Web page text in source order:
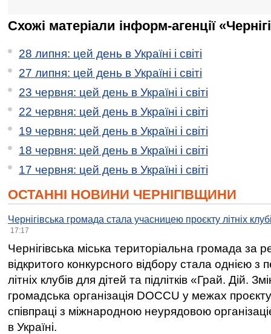
Схожі матеріали інформ-агенції
28 липня: цей день в Україні і світі
27 липня: цей день в Україні і світі
23 червня: цей день в Україні і світі
22 червня: цей день в Україні і світі
19 червня: цей день в Україні і світі
18 червня: цей день в Україні і світі
17 червня: цей день в Україні і світі
ОСТАННІ НОВИНИ ЧЕРНІГІВЩИНИ
Чернігівська громада стала учасницею проєкту літніх
17:17
Чернігівська міська територіальна громада за
відкритого конкурсного відбору стала однією
літніх клубів для дітей та підлітків «Грай. Дій.
громадська організація DOCCU у межах
співпраці з міжнародною неурядовою
в Україні.